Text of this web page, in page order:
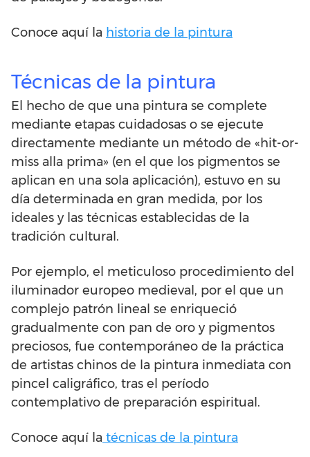
Conoce aquí la historia de la pintura
Técnicas de la pintura
El hecho de que una pintura se complete
mediante etapas cuidadosas o se ejecute
directamente mediante un método de «hit-or-
miss alla prima» (en el que los pigmentos se
aplican en una sola aplicación), estuvo en su
día determinada en gran medida, por los
ideales y las técnicas establecidas de la
tradición cultural.
Por ejemplo, el meticuloso procedimiento del
iluminador europeo medieval, por el que un
complejo patrón lineal se enriqueció
gradualmente con pan de oro y pigmentos
preciosos, fue contemporáneo de la práctica
de artistas chinos de la pintura inmediata con
pincel caligráfico, tras el período
contemplativo de preparación espiritual.
Conoce aquí la técnicas de la pintura